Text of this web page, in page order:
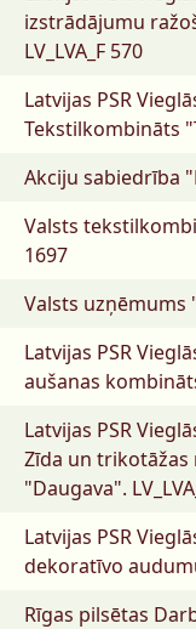
izstrādājumu
LV_LVA_F 570
Latvijas PSR
Tekstilkombināts
Akciju sabiedrība
Valsts
1697
Valsts uzņēmums
Latvijas PSR
aušanas
Latvijas PSR
Zīda un
"Daugava".
Latvijas PSR
dekoratīvo
Rīgas pilsētas